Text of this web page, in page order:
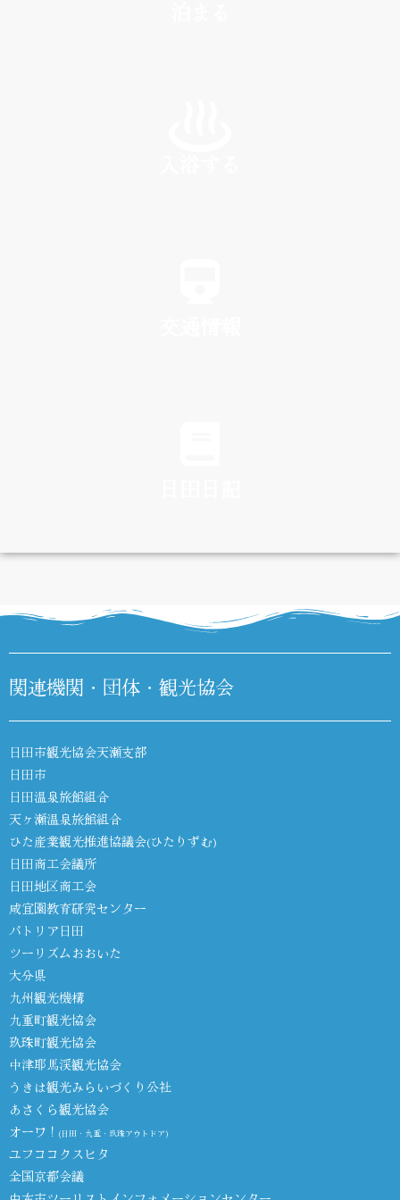
DIARY
関連機関・団体・観光協会
日田市観光協会天瀬支部
日田市
日田温泉旅館組合
天ヶ瀬温泉旅館組合
ひた産業観光推進協議会(ひたりずむ)
日田商工会議所
日田地区商工会
咸宜園教育研究センター
パトリア日田
ツーリズムおおいた
大分県
九州観光機構
九重町観光協会
玖珠町観光協会
中津耶馬渓観光協会
うきは観光みらいづくり公社
あさくら観光協会
オーワ！ (日田・九重・玖珠アウトドア)
ユフココクスヒタ
全国京都会議